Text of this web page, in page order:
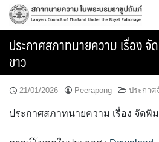
Skip
ประกาศสภาทนายความ เรื่อง
ขาว
21/01/2026 Peerapong ประกาศ
ประกาศสภาทนายความ เรื่อง จัดพิ